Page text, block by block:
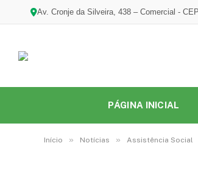
Av. Cronje da Silveira, 438 – Comercial -
PÁGINA INICIAL
Início » Notícias » Assistência Social